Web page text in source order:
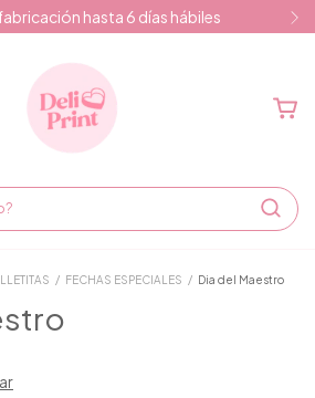
hasta 6 días hábiles
/ FECHAS ESPECIALES / Dia del Maestro